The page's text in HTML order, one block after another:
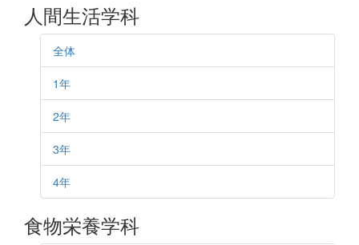
人間生活学科
全体
1年
2年
3年
4年
食物栄養学科